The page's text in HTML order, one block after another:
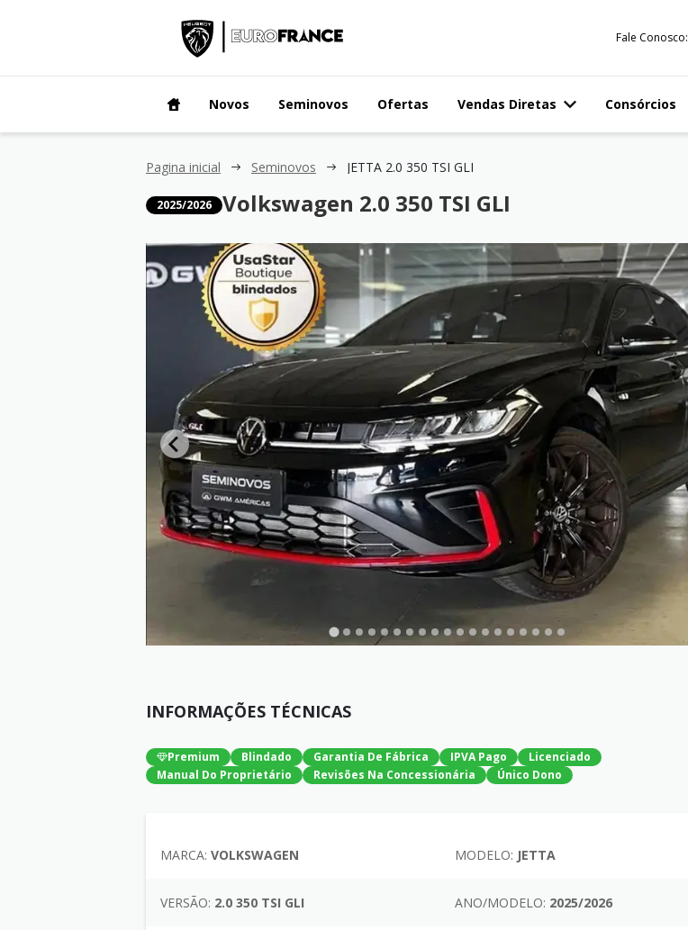
Fale Conosco:
Novos Seminovos Ofertas Vendas Diretas Consórcios
Pagina inicial Seminovos JETTA 2.0 350 TSI GLI
2025/2026 Volkswagen 2.0 350 TSI GLI
INFORMAÇÕES TÉCNICAS
Premium Blindado Garantia De Fábrica IPVA Pago
Licenciado
Manual Do Proprietário
Revisões Na Concessionária Único Dono
MARCA: VOLKSWAGEN MODELO: JETTA
VERSÃO: 2.0 350 TSI GLI ANO/MODELO: 2025/2026